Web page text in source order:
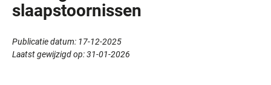
slaapstoornissen
Publicatie datum: 17-12-2025
Laatst gewijzigd op:31-01-2026